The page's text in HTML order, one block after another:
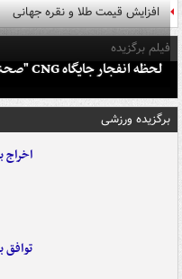
افزایش قیمت طلا و نقره جهانی
فیلم برگزیده
لحظه انفجار جایگاه CNG "صحنه" در دوربین مداربسته
برگزیده ورزشی
اخراج
توافق